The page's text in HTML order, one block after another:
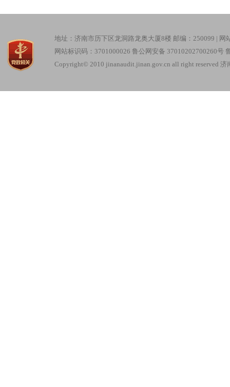
地址：济南市历下区龙洞路龙奥大厦8楼 邮编：250099 | 网
网站标识码：3701000026 鲁公网安备 37010202700260号
Copyright© 2010 jinanaudit.jinan.gov.cn all right reserved